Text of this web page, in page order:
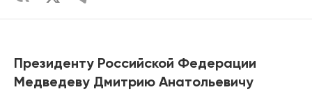
Президенту Российской Федерации
Медведеву Дмитрию Анатольевичу